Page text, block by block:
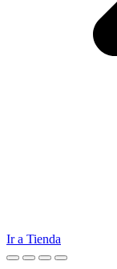
Ir a Tienda